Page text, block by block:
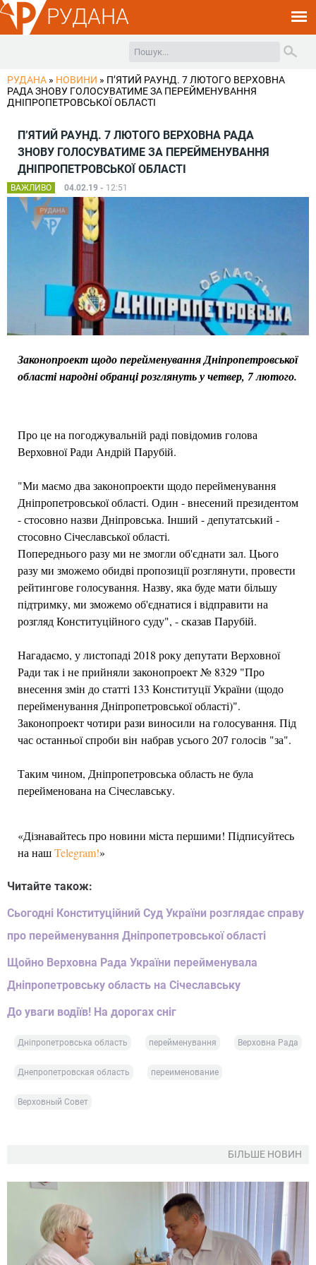
РУДАНА
РУДАНА » НОВИНИ » П’ЯТИЙ РАУНД. 7 ЛЮТОГО ВЕРХОВНА
РАДА ЗНОВУ ГОЛОСУВАТИМЕ ЗА ПЕРЕЙМЕНУВАННЯ
ДНІПРОПЕТРОВСЬКОЇ ОБЛАСТІ
П’ЯТИЙ РАУНД. 7 ЛЮТОГО ВЕРХОВНА РАДА
ЗНОВУ ГОЛОСУВАТИМЕ ЗА ПЕРЕЙМЕНУВАННЯ
ДНІПРОПЕТРОВСЬКОЇ ОБЛАСТІ
ВАЖЛИВО 04.02.19 - 12:51
Законопроект щодо перейменування Дніпропетровської
області народні обранці розглянуть у четвер, 7 лютого.
Про це на погоджувальній раді повідомив голова
Верховної Ради Андрій Парубій.
"Ми маємо два законопроекти щодо перейменування
Дніпропетровської області. Один - внесений президентом
- стосовно назви Дніпровська. Інший - депутатський -
стосовно Січеславської області.
Попереднього разу ми не змогли об'єднати зал. Цього
разу ми зможемо обидві пропозиції розглянути, провести
рейтингове голосування. Назву, яка буде мати більшу
підтримку, ми зможемо об'єднатися і відправити на
розгляд Конституційного суду", - сказав Парубій.
Нагадаємо, у листопаді 2018 року депутати Верховної
Ради так і не прийняли законопроект № 8329 "Про
внесення змін до статті 133 Конституції України (щодо
перейменування Дніпропетровської області)".
Законопроект чотири рази виносили на голосування. Під
час останньої спроби він набрав усього 207 голосів "за".
Таким чином, Дніпропетровська область не була
перейменована на Січеславську.
«Дізнавайтесь про новини міста першими! Підписуйтесь
на нашTelegram!»
Читайте також:
Сьогодні Конституційний Суд України розглядає справу
про перейменування Дніпропетровської області
Щойно Верховна Рада України перейменувала
Дніпропетровську область на Січеславську
До уваги водіїв! На дорогах сніг
Дніпропетровська область перейменування Верховна Рада
Днепропетровская область переименование
Верховный Совет
БІЛЬШЕ НОВИН